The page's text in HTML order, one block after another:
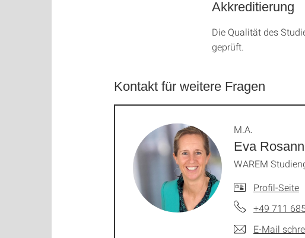
Akkreditierung
Die Qualität des
geprüft.
Kontakt für weitere Fragen
Eva
M.A.
WAREM
Profil-Seite
+49 711
E-Mail